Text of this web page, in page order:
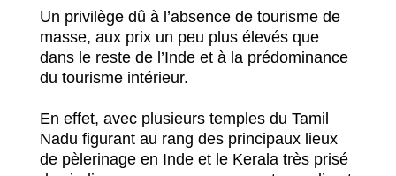
Un privilège dû à l’absence de tourisme de
masse, aux prix un peu plus élevés que
dans le reste de l’Inde et à la prédominance
du tourisme intérieur.
En effet, avec plusieurs temples du Tamil
Nadu figurant au rang des principaux lieux
de pèlerinage en Inde et le Kerala très prisé